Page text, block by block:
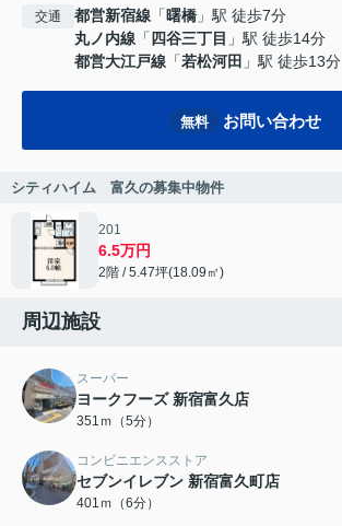
交通 都営新宿線 「曙橋 」駅 徒歩7分
丸ノ内線 「 四谷三丁目 」駅 徒歩14分
都営大江戸線 「若松河田 」駅 徒歩13分
無料 お問い合わせ
シティハイム 富久の募集中物件
201
6.5万円
2階 / 5.47坪(18.09㎡)
周辺施設
スーパー
ヨークフーズ 新宿富久店
351ｍ（5分）
コンビニエンスストア
セブンイレブン 新宿富久町店
401ｍ（6分）